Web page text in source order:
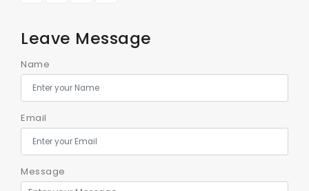
Leave Message
Name
Email
Message